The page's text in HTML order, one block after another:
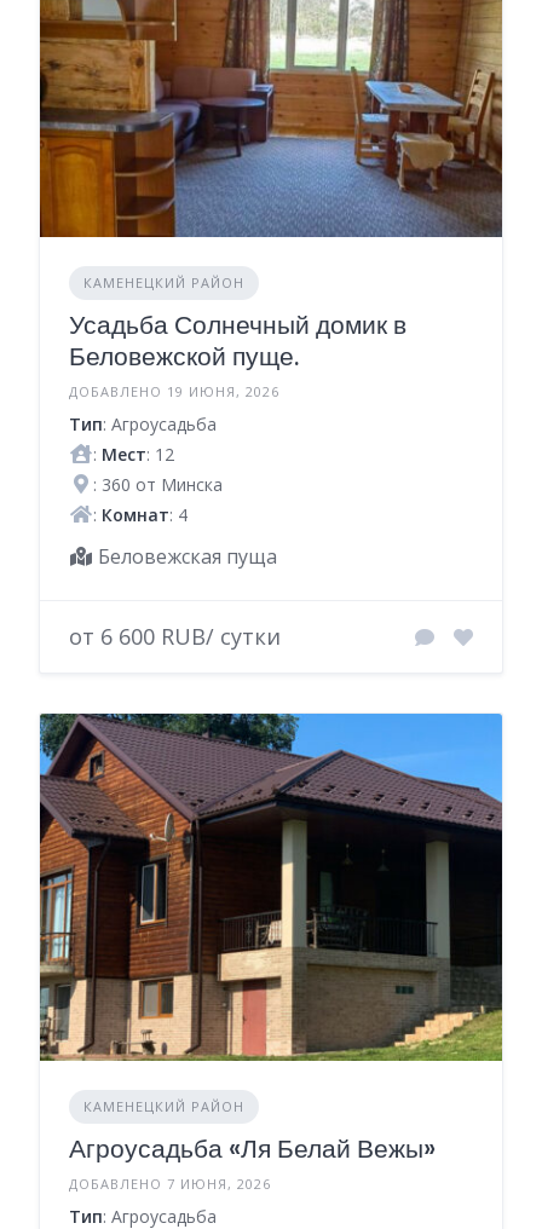
КАМЕНЕЦКИЙ РАЙОН
Усадьба Солнечный домик в
Беловежской пуще.
ДОБАВЛЕНО 19 ИЮНЯ, 2026
Тип: Агроусадьба
: Мест: 12
: 360 от Минска
: Комнат: 4
Беловежская пуща
от 6 600 RUB/ сутки
КАМЕНЕЦКИЙ РАЙОН
Агроусадьба «Ля Белай Вежы»
ДОБАВЛЕНО 7 ИЮНЯ, 2026
Тип: Агроусадьба